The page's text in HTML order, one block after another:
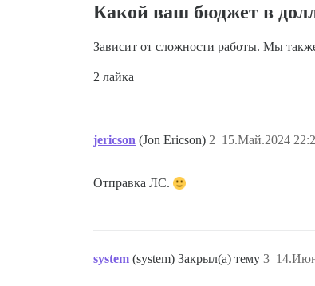
Какой ваш бюджет в
Зависит от сложности работы. Мы
2 лайка
jericson (Jon Ericson) 15.Май.2024
2
Отправка ЛС.
system (system) Закрыл(а) тему 3